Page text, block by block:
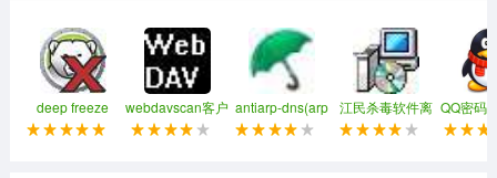
deep freeze
password
webdavscan客户
端(web漏洞扫描
antiarp-dns(arp
和dns欺骗攻击监
江民杀毒软件离
线升级包
QQ密码
费